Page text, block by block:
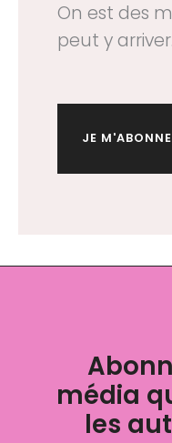
On est des
peut y arriver.
JE M'ABONNE
média
les